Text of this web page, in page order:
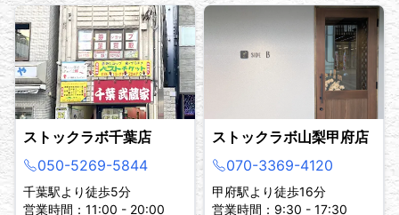
ストックラボ千葉店
050-5269-5844
千葉駅より徒歩5分
営業時間：11:00 - 20:00
ストックラボ山梨甲府店
070-3369-4120
甲府駅より徒歩16分
営業時間：9:30 - 17:30